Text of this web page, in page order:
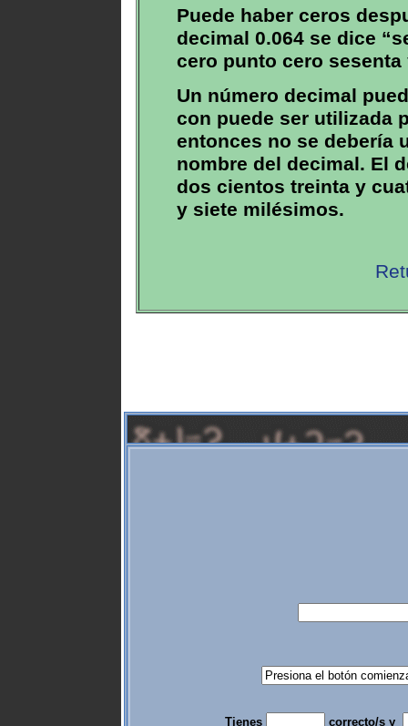
Puede haber ceros
decimal 0.064 se dice
cero punto cero sesenta
Un número decimal
con puede ser utilizada
entonces no se debería
nombre del decimal. El
dos cientos treinta y
y siete milésimos.
Tienes correcto/s y